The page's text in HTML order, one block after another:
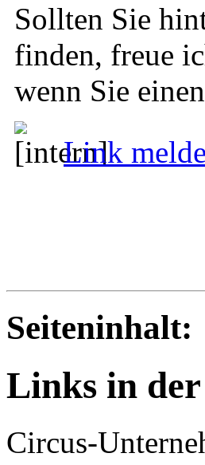
Sollten Sie
finden, freue
wenn Sie
Link
Seiteninhalt:
Links in
Circus-